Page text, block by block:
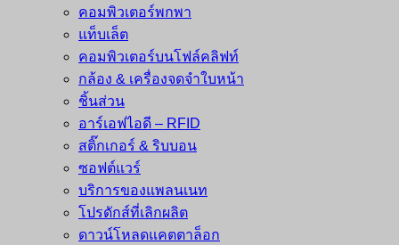
คอมพิวเตอร์พกพา
แท็บเล็ต
คอมพิวเตอร์บนโฟล์คลิฟท์
กล้อง & เครื่องจดจำใบหน้า
ชิ้นส่วน
อาร์เอฟไอดี – RFID
สติ๊กเกอร์ & ริบบอน
ซอฟต์แวร์
บริการของแพลนเนท
โปรดักส์ที่เลิกผลิต
ดาวน์โหลดแคตตาล็อก